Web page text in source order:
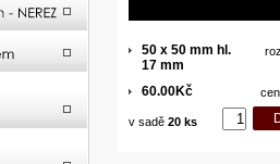
50 x 50 mm hl.
17 mm
60.00Kč
v sadě 20 ks